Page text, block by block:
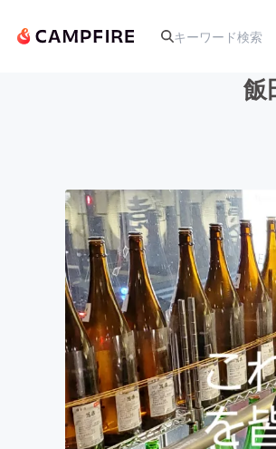
アート・写真
テクノロジー・
映像・映画
ビジネス・起業
まちづくり・地
飯